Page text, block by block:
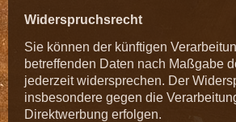
Widerspruchsrecht
Sie können der künftigen
betreffenden Daten nach Maßgabe
jederzeit widersprechen. Der
insbesondere gegen die
Direktwerbung erfolgen.